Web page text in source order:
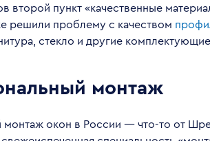
второй пункт «качественные
решили проблему с качеством
стекло и другие
монтаж
окон в России — что-то от